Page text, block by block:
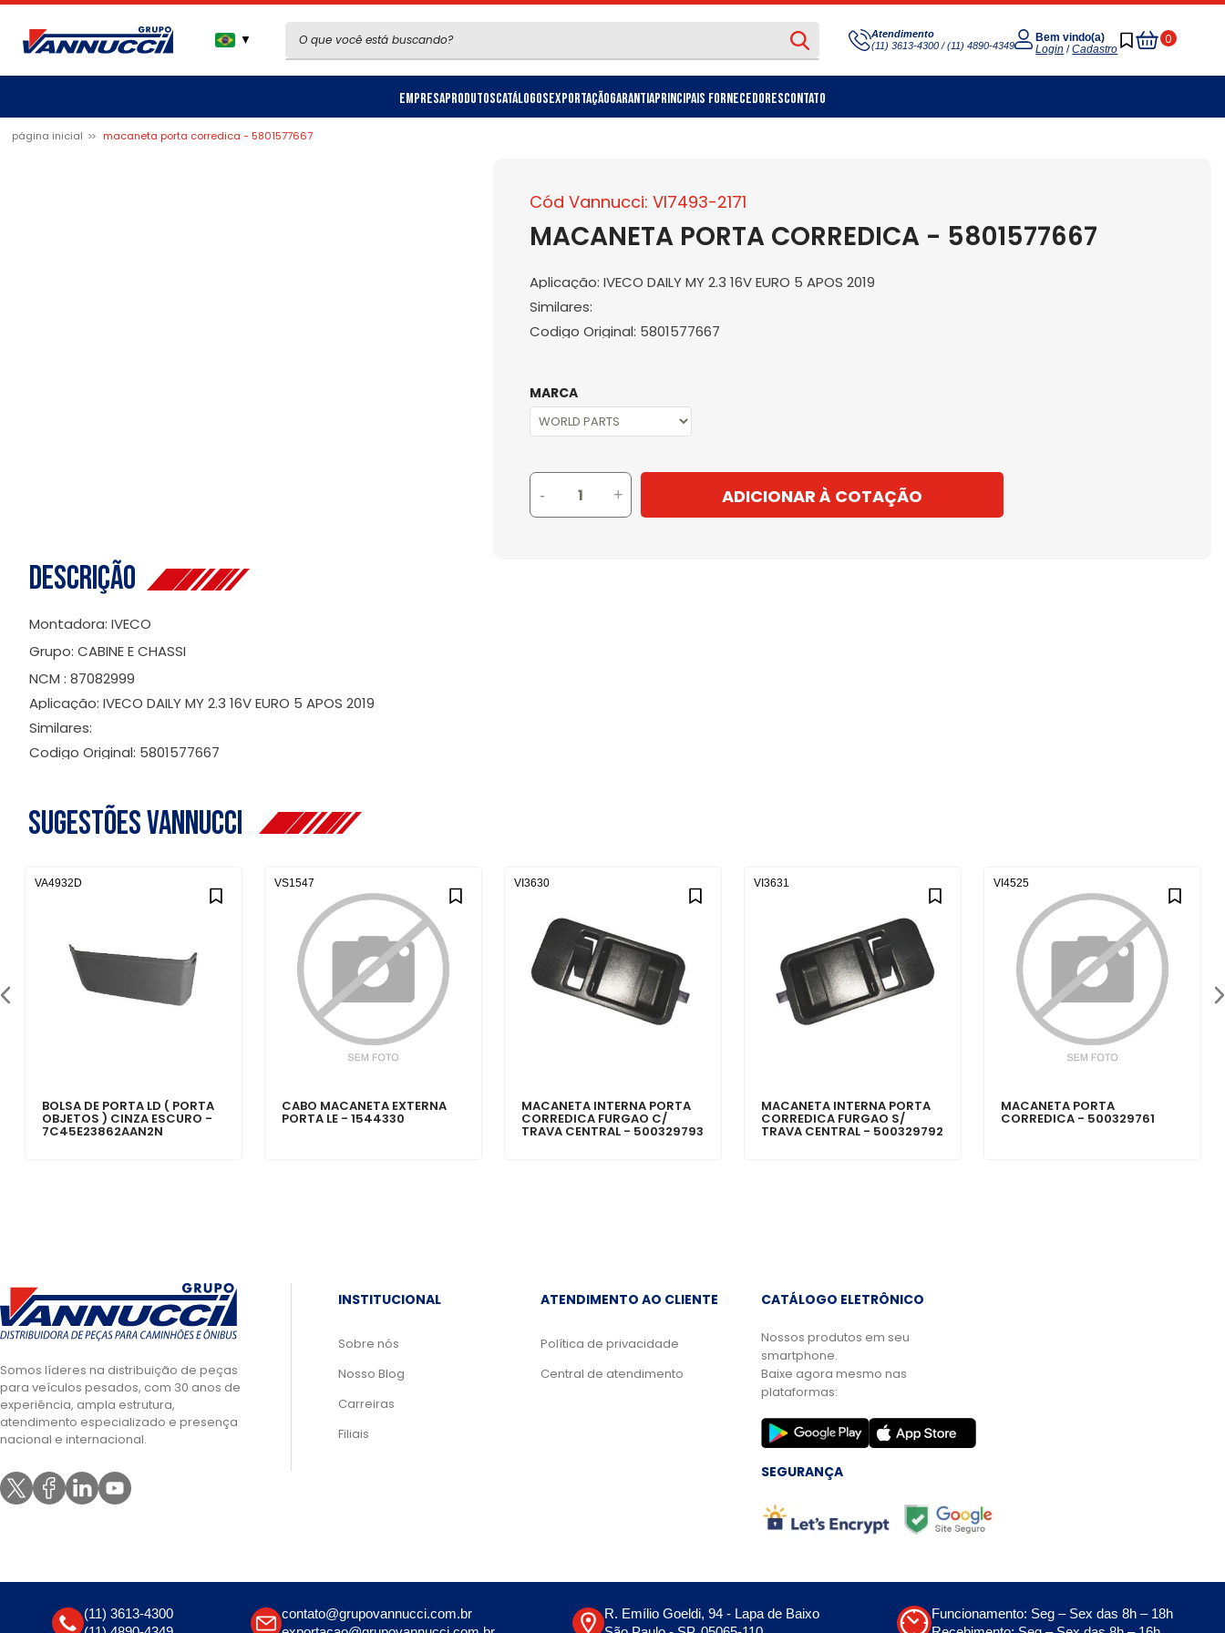
▼
Atendimento
(11) 3613-4300 / (11) 4890-4349
Bem vindo(a)
Login /Cadastro
0
Meu
Carrinho
EmpresaProdutosCatálogosExportaçãoGarantiaPrincipais FornecedoresContato
página inicial macaneta porta corredica - 5801577667
Cód Vannucci: VI7493-2171
MACANETA PORTA CORREDICA - 5801577667
Aplicação: IVECO DAILY MY 2.3 16V EURO 5 APOS 2019
Similares:
Codigo Original: 5801577667
MARCA
- + ADICIONAR À COTAÇÃO
Descrição
Montadora: IVECO
Grupo: CABINE E CHASSI
NCM : 87082999
Aplicação: IVECO DAILY MY 2.3 16V EURO 5 APOS 2019
Similares:
Codigo Original: 5801577667
Sugestões Vannucci
BOLSA DE PORTA LD ( PORTA
OBJETOS ) CINZA ESCURO -
7C45E23862AAN2N
VA4932D
CABO MACANETA EXTERNA
PORTA LE - 1544330
VS1547
MACANETA INTERNA PORTA
CORREDICA FURGAO C/
TRAVA CENTRAL - 500329793
VI3630
MACANETA INTERNA PORTA
CORREDICA FURGAO S/
TRAVA CENTRAL - 500329792
VI3631
MACANETA PORTA
CORREDICA - 500329761
VI4525
Somos líderes na distribuição de peças
para veículos pesados, com 30 anos de
experiência, ampla estrutura,
atendimento especializado e presença
nacional e internacional.
INSTITUCIONAL
Sobre nós
Nosso Blog
Carreiras
Filiais
ATENDIMENTO AO CLIENTE
Política de privacidade
Central de atendimento
CATÁLOGO ELETRÔNICO
Nossos produtos em seu
smartphone.
Baixe agora mesmo nas
plataformas:
SEGURANÇA
(11) 3613-4300
contato@grupovannucci.com.br
R. Emílio Goeldi, 94 - Lapa de Baixo
Funcionamento: Seg – Sex das 8h – 18h